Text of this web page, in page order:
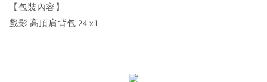
【包裝內容】
戲影 高頂肩背包 24 x1